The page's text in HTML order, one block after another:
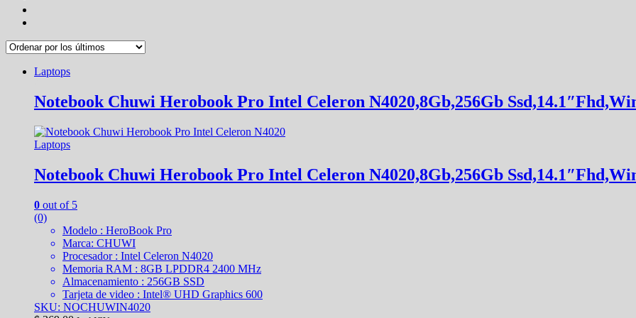
Laptops
Notebook Chuwi Herobook Pro Intel Celeron N4020,8Gb,256Gb
Laptops
Notebook Chuwi Herobook Pro Intel Celeron N4020,8Gb,256Gb
0 out of 5
(0)
Modelo : HeroBook Pro
Marca: CHUWI
Procesador : Intel Celeron N4020
Memoria RAM : 8GB LPDDR4 2400 MHz
Almacenamiento : 256GB SSD
Tarjeta de video : Intel® UHD Graphics 600
SKU: NOCHUWIN4020